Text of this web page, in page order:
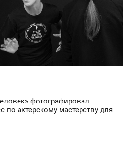
фотографировал
по актерскому мастерству для